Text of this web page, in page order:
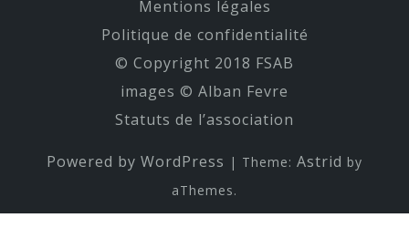
Mentions légales
Politique de confidentialité
© Copyright 2018 FSAB
images © Alban Fevre
Statuts de l’association
Powered by WordPress | Theme: Astrid by
aThemes.